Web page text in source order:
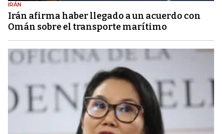
IRÁN
Irán afirma haber llegado a un acuerdo con
Omán sobre el transporte marítimo